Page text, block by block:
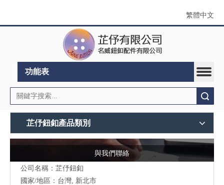
繁體中文
功能表
芷伃鈕釦產品類別
與我們聯絡
公司名稱：芷伃鈕釦
國家/地區：台灣, 新北市